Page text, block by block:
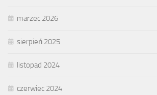
marzec 2026
sierpień 2025
listopad 2024
czerwiec 2024